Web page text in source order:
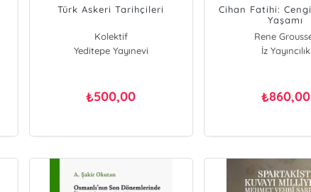
Türk Askeri Tarihçileri
Kolektif
Yeditepe Yayınevi
₺500,00
Cihan Fatihi:
Yaşamı
Rene
İz Yayıncılık
₺860,00